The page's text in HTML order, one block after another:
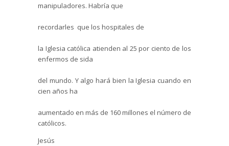
manipuladores. Habría que
recordarles que los hospitales de
la Iglesia católica atienden al 25 por ciento de los
enfermos de sida
del mundo. Y algo hará bien la Iglesia cuando en
cien años ha
aumentado en más de 160 millones el número de
católicos.
Jesús